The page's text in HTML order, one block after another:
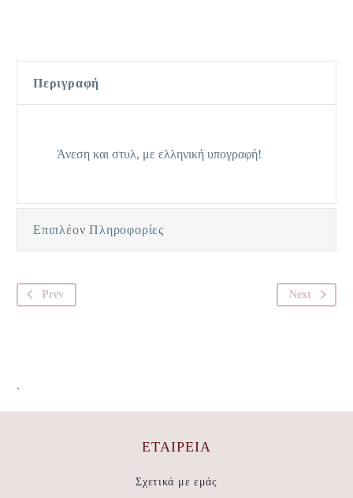
Περιγραφή
Άνεση και στυλ, με ελληνική υπογραφή!
Επιπλέον Πληροφορίες
Prev Next
.
ΕΤΑΙΡΕΊΑ
Σχετικά με εμάς